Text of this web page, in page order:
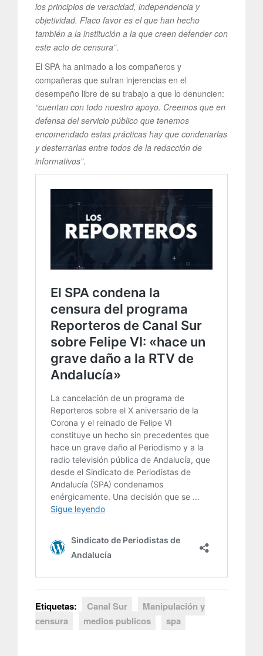
los principios de veracidad, independencia y
objetividad. Flaco favor es el que han hecho
también a la institución a la que creen defender con
este acto de censura”.
El SPA ha animado a los compañeros y
compañeras que sufran injerencias en el
desempeño libre de su trabajo a que lo denuncien:
“cuentan con todo nuestro apoyo. Creemos que en
defensa del servicio público que tenemos
encomendado estas prácticas hay que condenarlas
y desterrarlas entre todos de la redacción de
informativos”.
Etiquetas: Canal Sur
Manipulación y
censura
medios publicos spa